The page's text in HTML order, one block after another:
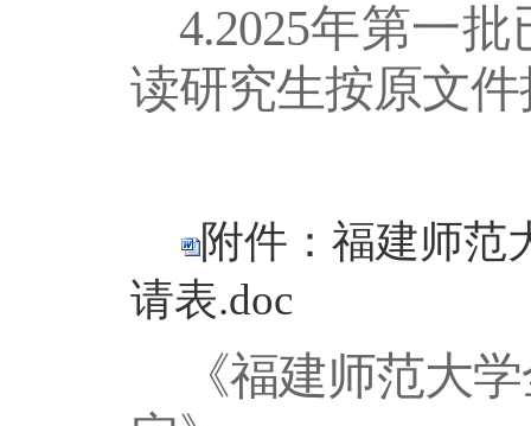
4.2025年第一
读研究生按原文
附件：福建师范
请表.doc
《福建师范大